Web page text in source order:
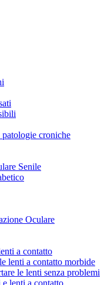
croniche
Senile
Oculare
a contatto
lenti a contatto morbide
le lenti senza problemi
lenti a contatto